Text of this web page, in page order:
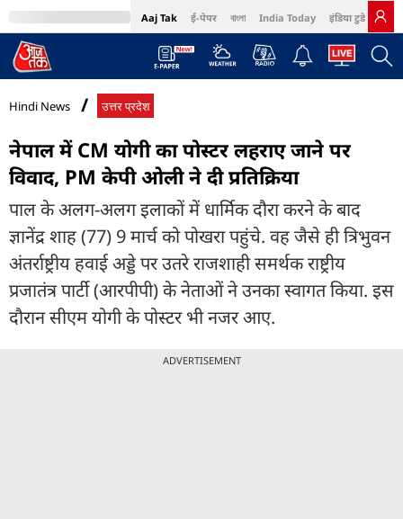
Aaj Tak ई-पेपर বাংলা India Today इंडिया टुडे हिंदी
MumbaiTak Cosmopolitan Harper's Bazaar Northeast
Hindi News उत्तर प्रदेश
नेपाल में CM योगी का पोस्टर लहराए जाने पर
विवाद, PM केपी ओली ने दी प्रतिक्रिया
पाल के अलग-अलग इलाकों में धार्मिक दौरा करने के बाद
ज्ञानेंद्र शाह (77) 9 मार्च को पोखरा पहुंचे. वह जैसे ही त्रिभुवन
अंतर्राष्ट्रीय हवाई अड्डे पर उतरे राजशाही समर्थक राष्ट्रीय
प्रजातंत्र पार्टी (आरपीपी) के नेताओं ने उनका स्वागत किया. इस
दौरान सीएम योगी के पोस्टर भी नजर आए.
ADVERTISEMENT